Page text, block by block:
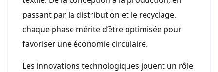
passant par la distribution et le recyclage,
chaque phase mérite d’être optimisée pour
favoriser une économie circulaire.
Les innovations technologiques jouent un rôle